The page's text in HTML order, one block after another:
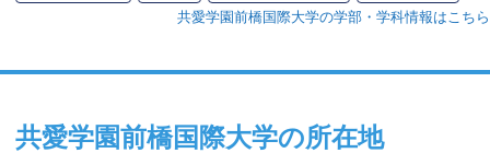
共愛学園前橋国際大学の学部・学科情報はこちら
共愛学園前橋国際大学の所在地